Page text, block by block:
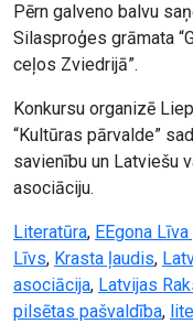
Pērn galveno balvu
Silasproģes grāmata
ceļos Zviedrijā”.
Konkursu organizē
“Kultūras pārvalde”
savienību un Latviešu
asociāciju.
Literatūra, EEgona
Līvs, Krasta ļaudis,
asociācija, Latvijas
pilsētas pašvaldība,